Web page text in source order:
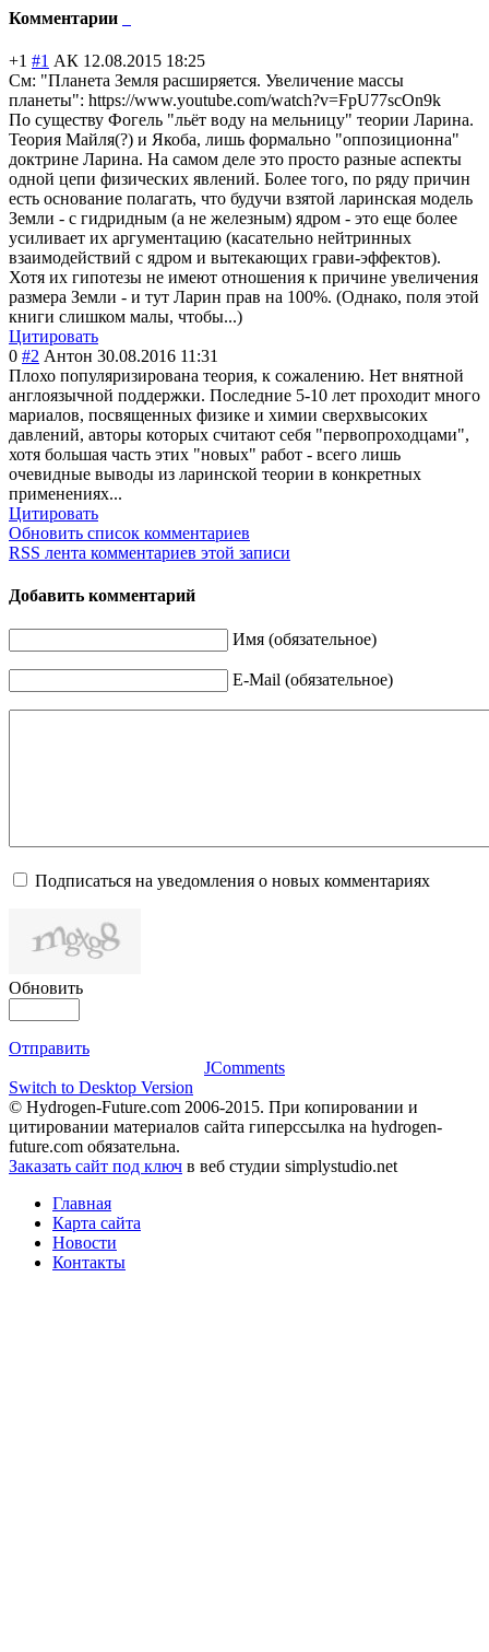
Комментарии
+1 #1 АК 12.08.2015 18:25
См: "Планета Земля расширяется. Увеличение массы
планеты": https://www.youtube.com/watch?v=FpU77scOn9k
По существу Фогель "льёт воду на мельницу" теории Ларина.
Теория Майля(?) и Якоба, лишь формально "оппозиционна"
доктрине Ларина. На самом деле это просто разные аспекты
одной цепи физических явлений. Более того, по ряду причин
есть основание полагать, что будучи взятой ларинская модель
Земли - с гидридным (а не железным) ядром - это еще более
усиливает их аргументацию (касательно нейтринных
взаимодействий с ядром и вытекающих грави-эффектов).
Хотя их гипотезы не имеют отношения к причине увеличения
размера Земли - и тут Ларин прав на 100%. (Однако, поля этой
книги слишком малы, чтобы...)
Цитировать
0 #2 Антон 30.08.2016 11:31
Плохо популяризирована теория, к сожалению. Нет внятной
англоязычной поддержки. Последние 5-10 лет проходит много
мариалов, посвященных физике и химии сверхвысоких
давлений, авторы которых считают себя "первопроходцами",
хотя большая часть этих "новых" работ - всего лишь
очевидные выводы из ларинской теории в конкретных
применениях...
Цитировать
Обновить список комментариев
RSS лента комментариев этой записи
Добавить комментарий
Имя (обязательное)
E-Mail (обязательное)
Подписаться на уведомления о новых комментариях
Обновить
Отправить
JComments
Switch to Desktop Version
© Hydrogen-Future.com 2006-2015. При копировании и
цитировании материалов сайта гиперссылка на hydrogen-
future.com обязательна.
Заказать сайт под ключ в веб студии simplystudio.net
Главная
Карта сайта
Новости
Контакты